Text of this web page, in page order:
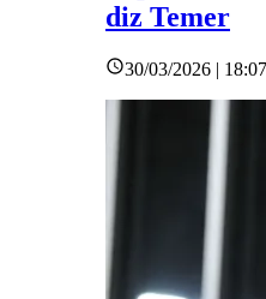
diz Temer
30/03/2026 | 18:07